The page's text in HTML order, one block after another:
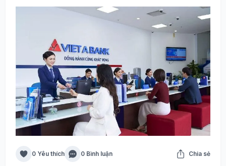
0 Yêu thích 0 Bình luận Chia sẻ